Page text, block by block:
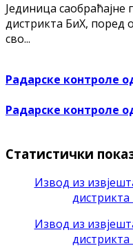
Јединица
дистрикта БиХ, поред
сво...
Радарске контроле
Радарске контроле
Статистички
Извод из
дистрикта
Извод из
дистрикта